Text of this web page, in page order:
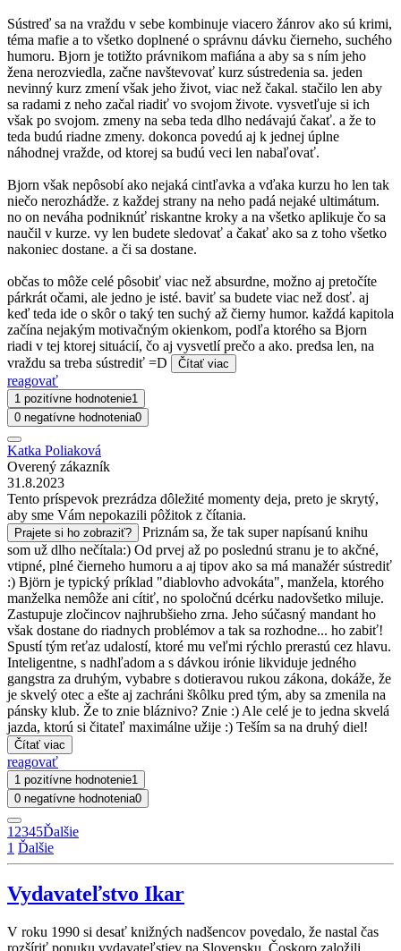
Sústreď sa na vraždu v sebe kombinuje viacero žánrov ako sú krimi,
téma mafie a to všetko doplnené o správnu dávku čierneho, suchého
humoru. Bjorn je totižto právnikom mafiána a aby sa s ním jeho
žena nerozviedla, začne navštevovať kurz sústredenia sa. jeden
nevinný kurz zmení však jeho život, viac než čakal. stačilo len aby
sa radami z neho začal riadiť vo svojom živote. vysvetľuje si ich
však po svojom. zmeny na seba teda dlho nedávajú čakať. a že to
teda budú riadne zmeny. dokonca povedú aj k jednej úplne
náhodnej vražde, od ktorej sa budú veci len nabaľovať.
Bjorn však nepôsobí ako nejaká cintľavka a vďaka kurzu ho len tak
niečo nerozhádže. z každej strany na neho padá nejaké ultimátum.
no on neváha podniknúť riskantne kroky a na všetko aplikuje čo sa
naučil v kurze. vy len budete sledovať a čakať ako sa z toho všetko
nakoniec dostane. a či sa dostane.
občas to môže celé pôsobiť viac než absurdne, možno aj pretočíte
párkrát očami, ale jedno je isté. baviť sa budete viac než dosť. aj
keď teda ide o skôr o taký ten suchý až čierny humor. každá kapitola
začína nejakým motivačným okienkom, podľa ktorého sa Bjorn
riadi v tej ktorej situácií, čo aj vysvetlí prečo a ako. predsa len, na
vraždu sa treba sústrediť =D
Čítať viac
reagovať
1 pozitívne hodnotenie1
0 negatívne hodnotenia0
Katka Poliaková
Overený zákazník
31.8.2023
Tento príspevok prezrádza dôležité momenty deja, preto je skrytý,
aby sme Vám nepokazili pôžitok z čítania.
Prajete si ho zobraziť?
Priznám sa, že tak super napísanú knihu
som už dlho nečítala:) Od prvej až po poslednú stranu je to akčné,
vtipné, plné čierneho humoru a aj tipov ako sa má manažér sústrediť
:) Björn je typický príklad "diablovho advokáta", manžela, ktorého
manželka nemôže ani cítiť, no spoločnú dcérku nadovšetko miluje.
Zastupuje zločincov najhrubšieho zrna. Jeho súčasný mandant ho
však dostane do riadnych problémov a tak sa rozhodne... ho zabiť!
Spustí tým reťaz udalostí, ktoré mu veľmi rýchlo prerastú cez hlavu.
Inteligentne, s nadhľadom a s dávkou irónie likviduje jedného
gangstra za druhým, vybabre s dotieravou rukou zákona, dokáže, že
je skvelý otec a ešte aj zachráni škôlku pred tým, aby sa zmenila na
pánsky klub. Že to znie bláznivo? Znie :) Ale celé je to jedna skvelá
jazda, ktorú si čitateľ maximálne užije :) Teším sa na druhý diel!
Čítať viac
reagovať
1 pozitívne hodnotenie1
0 negatívne hodnotenia0
1 2345Ďalšie
1 Ďalšie
Vydavateľstvo Ikar
V roku 1990 si desať knižných nadšencov povedalo, že nastal čas